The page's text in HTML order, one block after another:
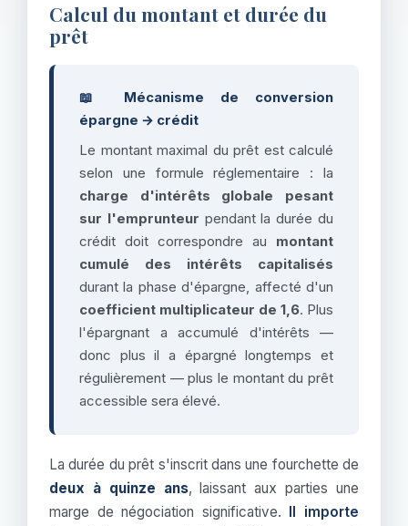
Calcul du montant et durée du
prêt
📖 Mécanisme de conversion
épargne → crédit
Le montant maximal du prêt est calculé
selon une formule réglementaire : la
charge d'intérêts globale pesant
sur l'emprunteur pendant la durée du
crédit doit correspondre au montant
cumulé des intérêts capitalisés
durant la phase d'épargne, affecté d'un
coefficient multiplicateur de 1,6. Plus
l'épargnant a accumulé d'intérêts —
donc plus il a épargné longtemps et
régulièrement — plus le montant du prêt
accessible sera élevé.
La durée du prêt s'inscrit dans une fourchette de
deux à quinze ans, laissant aux parties une
marge de négociation significative. Il importe